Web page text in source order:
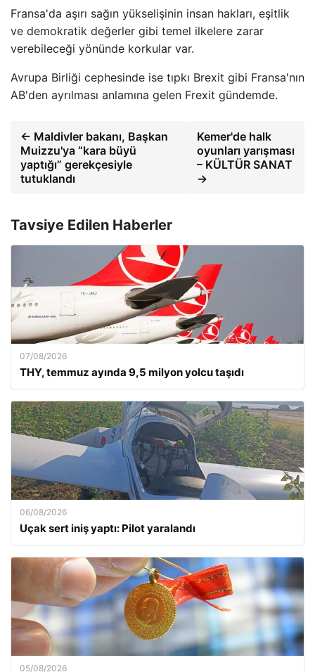
Fransa'da aşırı sağın yükselişinin insan hakları, eşitlik
ve demokratik değerler gibi temel ilkelere zarar
verebileceği yönünde korkular var.
Avrupa Birliği cephesinde ise tıpkı Brexit gibi Fransa'nın
AB'den ayrılması anlamına gelen Frexit gündemde.
← Maldivler bakanı, Başkan
Muizzu'ya “kara büyü
yaptığı” gerekçesiyle
tutuklandı
Kemer'de halk
oyunları yarışması
– KÜLTÜR SANAT
→
Tavsiye Edilen Haberler
07/08/2026
THY, temmuz ayında 9,5 milyon yolcu taşıdı
06/08/2026
Uçak sert iniş yaptı: Pilot yaralandı
05/08/2026